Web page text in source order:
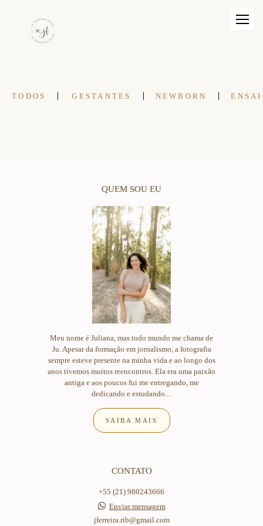
TODOS GESTANTES NEWBORN
QUEM SOU EU
Meu nome é Juliana, mas todo mundo me chama de
Ju. Apesar da formação em jornalismo, a fotografia
sempre esteve presente na minha vida e ao longo dos
anos tivemos muitos reencontros. Ela era uma paixão
antiga e aos poucos fui me entregando, me
dedicando e estudando....
SAIBA MAIS
CONTATO
+55 (21) 980243666
Enviar mensagem
jferreira.rib@gmail.com